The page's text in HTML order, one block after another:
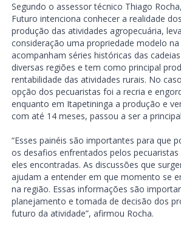
Segundo o assessor técnico Thiago
Futuro intenciona conhecer a realidade
produção das atividades agropecuária,
consideração uma propriedade modelo na
acompanham séries históricas das
diversas regiões e tem como principal
rentabilidade das atividades rurais. No
opção dos pecuaristas foi a recria e
enquanto em Itapetininga a produção e
com até 14 meses, passou a ser a
“Esses painéis são importantes para que
os desafios enfrentados pelos
eles encontradas. As discussões que
ajudam a entender em que momento se
na região. Essas informações são
planejamento e tomada de decisão dos
futuro da atividade”, afirmou Rocha.